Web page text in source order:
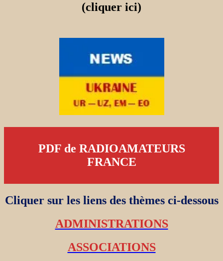
(cliquer ici)
PDF de RADIOAMATEURS
FRANCE
Cliquer sur les liens des thèmes ci-dessous
ADMINISTRATIONS
ASSOCIATIONS